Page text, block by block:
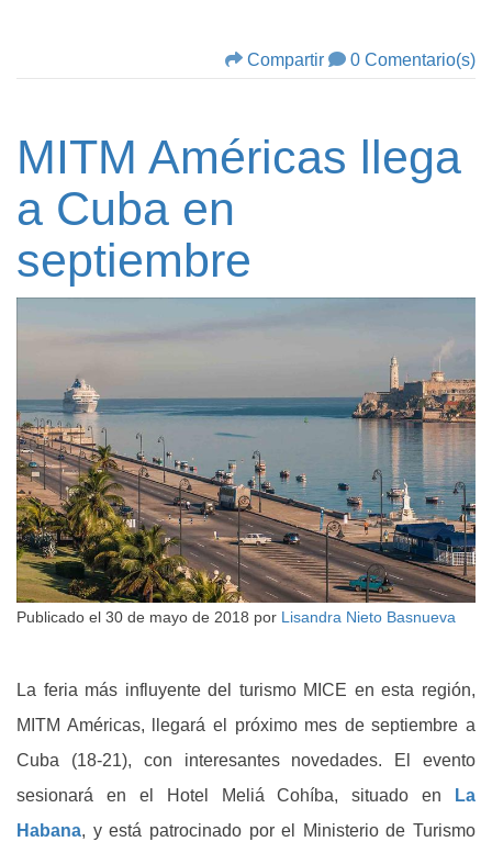
Compartir 0 Comentario(s)
MITM Américas llega
a Cuba en
septiembre
Publicado el 30 de mayo de 2018 por Lisandra Nieto Basnueva
La feria más influyente del turismo MICE en esta región,
MITM Américas, llegará el próximo mes de septiembre a
Cuba (18-21), con interesantes novedades. El evento
sesionará en el Hotel Meliá Cohíba, situado en
La
Habana, y está patrocinado por el Ministerio de Turismo